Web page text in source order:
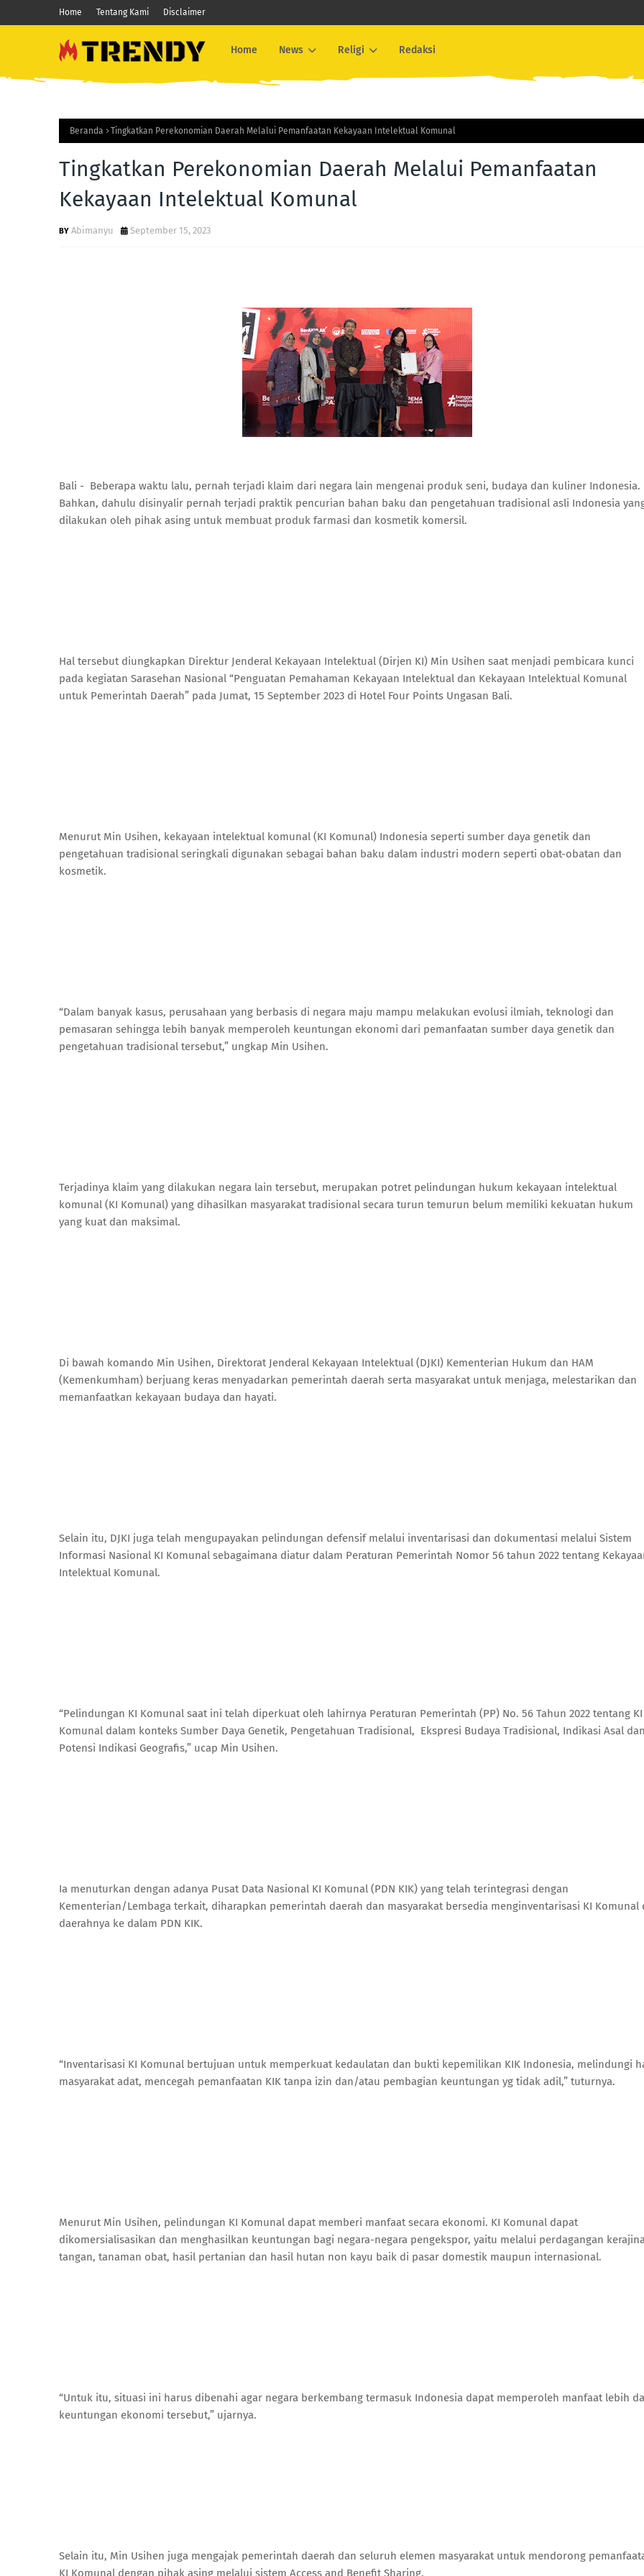
Home Tentang Kami Disclaimer
Home News Religi Redaksi
Beranda Tingkatkan Perekonomian Daerah Melalui Pemanfaatan Kekayaan Intelektual Komunal
Tingkatkan Perekonomian Daerah Melalui Pemanfaatan
Kekayaan Intelektual Komunal
Abimanyu September 15, 2023
Bali - Beberapa waktu lalu, pernah terjadi klaim dari negara lain mengenai produk seni, budaya dan kuliner Indonesia.
Bahkan, dahulu disinyalir pernah terjadi praktik pencurian bahan baku dan pengetahuan tradisional asli Indonesia
dilakukan oleh pihak asing untuk membuat produk farmasi dan kosmetik komersil.
Hal tersebut diungkapkan Direktur Jenderal Kekayaan Intelektual (Dirjen KI) Min Usihen saat menjadi pembicara kunci
pada kegiatan Sarasehan Nasional “Penguatan Pemahaman Kekayaan Intelektual dan Kekayaan Intelektual Komunal
untuk Pemerintah Daerah” pada Jumat, 15 September 2023 di Hotel Four Points Ungasan Bali.
Menurut Min Usihen, kekayaan intelektual komunal (KI Komunal) Indonesia seperti sumber daya genetik dan
pengetahuan tradisional seringkali digunakan sebagai bahan baku dalam industri modern seperti obat-obatan dan
kosmetik.
“Dalam banyak kasus, perusahaan yang berbasis di negara maju mampu melakukan evolusi ilmiah, teknologi dan
pemasaran sehingga lebih banyak memperoleh keuntungan ekonomi dari pemanfaatan sumber daya genetik dan
pengetahuan tradisional tersebut,” ungkap Min Usihen.
Terjadinya klaim yang dilakukan negara lain tersebut, merupakan potret pelindungan hukum kekayaan intelektual
komunal (KI Komunal) yang dihasilkan masyarakat tradisional secara turun temurun belum memiliki kekuatan hukum
yang kuat dan maksimal.
Di bawah komando Min Usihen, Direktorat Jenderal Kekayaan Intelektual (DJKI) Kementerian Hukum dan HAM
(Kemenkumham) berjuang keras menyadarkan pemerintah daerah serta masyarakat untuk menjaga, melestarikan dan
memanfaatkan kekayaan budaya dan hayati.
Selain itu, DJKI juga telah mengupayakan pelindungan defensif melalui inventarisasi dan dokumentasi melalui Sistem
Informasi Nasional KI Komunal sebagaimana diatur dalam Peraturan Pemerintah Nomor 56 tahun 2022 tentang
Intelektual Komunal.
“Pelindungan KI Komunal saat ini telah diperkuat oleh lahirnya Peraturan Pemerintah (PP) No. 56 Tahun 2022 tentang KI
Komunal dalam konteks Sumber Daya Genetik, Pengetahuan Tradisional, Ekspresi Budaya Tradisional, Indikasi Asal
Potensi Indikasi Geografis,” ucap Min Usihen.
Ia menuturkan dengan adanya Pusat Data Nasional KI Komunal (PDN KIK) yang telah terintegrasi dengan
Kementerian/Lembaga terkait, diharapkan pemerintah daerah dan masyarakat bersedia menginventarisasi KI Komunal
daerahnya ke dalam PDN KIK.
“Inventarisasi KI Komunal bertujuan untuk memperkuat kedaulatan dan bukti kepemilikan KIK Indonesia, melindungi
masyarakat adat, mencegah pemanfaatan KIK tanpa izin dan/atau pembagian keuntungan yg tidak adil,” tuturnya.
Menurut Min Usihen, pelindungan KI Komunal dapat memberi manfaat secara ekonomi. KI Komunal dapat
dikomersialisasikan dan menghasilkan keuntungan bagi negara-negara pengekspor, yaitu melalui perdagangan
tangan, tanaman obat, hasil pertanian dan hasil hutan non kayu baik di pasar domestik maupun internasional.
“Untuk itu, situasi ini harus dibenahi agar negara berkembang termasuk Indonesia dapat memperoleh manfaat lebih
keuntungan ekonomi tersebut,” ujarnya.
Selain itu, Min Usihen juga mengajak pemerintah daerah dan seluruh elemen masyarakat untuk mendorong
KI Komunal dengan pihak asing melalui sistem Access and Benefit Sharing.